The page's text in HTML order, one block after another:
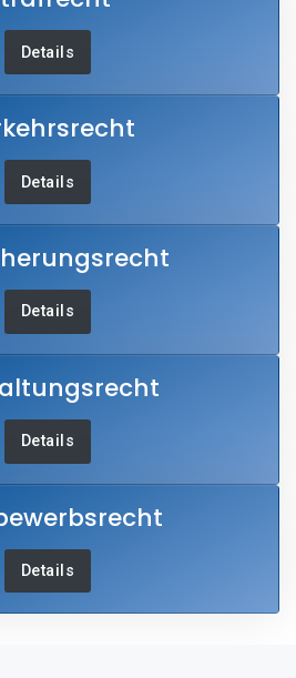
Details
Details
Details
Details
Details